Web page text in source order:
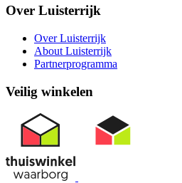
Over Luisterrijk
Over Luisterrijk
About Luisterrijk
Partnerprogramma
Veilig winkelen